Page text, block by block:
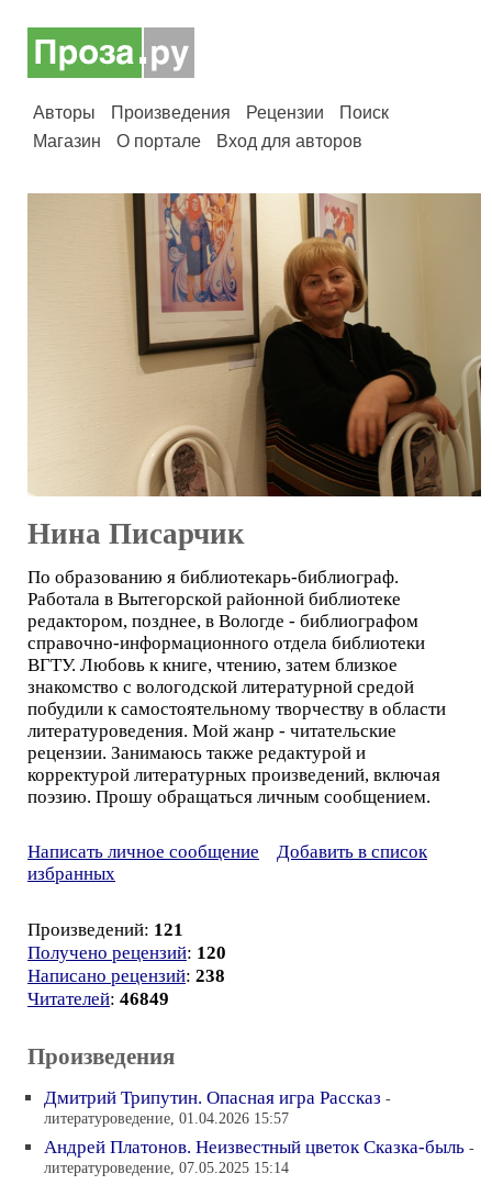
Авторы Произведения Рецензии
Поиск
Магазин
О портале Вход для авторов
Нина Писарчик
По образованию я библиотекарь-библиограф.
Работала в Вытегорской районной библиотеке
редактором, позднее, в Вологде - библиографом
справочно-информационного отдела библиотеки
ВГТУ. Любовь к книге, чтению, затем близкое
знакомство с вологодской литературной средой
побудили к самостоятельному творчеству в области
литературоведения. Мой жанр - читательские
рецензии. Занимаюсь также редактурой и
корректурой литературных произведений, включая
поэзию. Прошу обращаться личным сообщением.
Написать личное сообщение
Добавить в список
избранных
Произведений: 121
Получено рецензий: 120
Написано рецензий: 238
Читателей: 46849
Произведения
Дмитрий Трипутин. Опасная игра Рассказ -
литературоведение, 01.04.2026 15:57
Андрей Платонов. Неизвестный цветок Сказка-быль -
литературоведение, 07.05.2025 15:14